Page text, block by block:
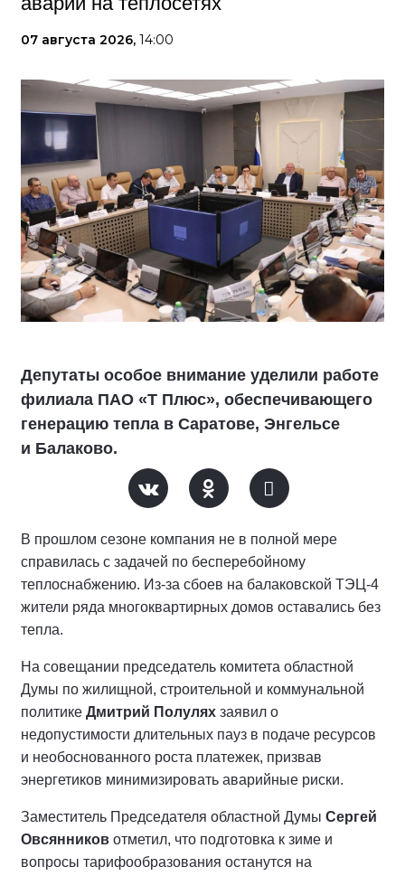
07 августа 2026, 14:00
Депутаты особое внимание уделили работе
филиала ПАО «Т Плюс», обеспечивающего
генерацию тепла в Саратове, Энгельсе
и Балаково.
В прошлом сезоне компания не в полной мере
справилась с задачей по бесперебойному
теплоснабжению. Из-за сбоев на балаковской ТЭЦ-4
жители ряда многоквартирных домов оставались без
тепла.
На совещании председатель комитета областной
Думы по жилищной, строительной и коммунальной
политике Дмитрий Полулях заявил о
недопустимости длительных пауз в подаче ресурсов
и необоснованного роста платежек, призвав
энергетиков минимизировать аварийные риски.
Заместитель Председателя областной Думы Сергей
Овсянников отметил, что подготовка к зиме и
вопросы тарифообразования останутся на